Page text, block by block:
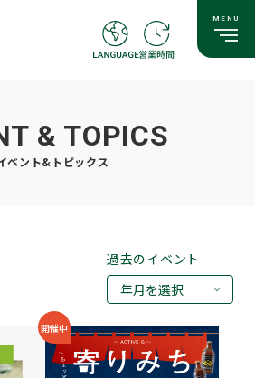
& TOPICS
ベント&トピックス
過去のイベント
年月を選択
2026年07月
2026年05月
開催中